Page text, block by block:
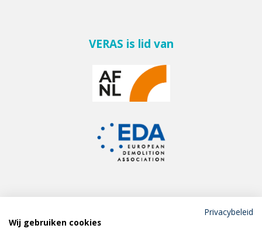
VERAS is lid van
Meld je aan voor de
Privacybeleid
Wij gebruiken cookies